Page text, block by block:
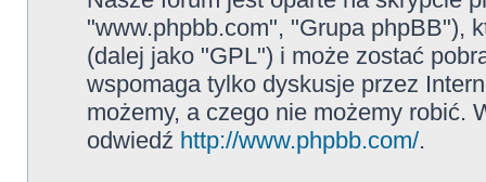
"www.phpbb.com", "Grupa phpBB"),
(dalej jako "GPL") i może zostać
wspomaga tylko dyskusje przez
możemy, a czego nie możemy robić.
odwiedź http://www.phpbb.com/.